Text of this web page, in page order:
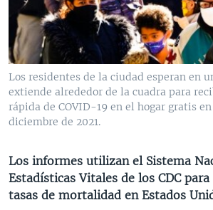
VENEZUELA
BRASIL
NICARAGUA
ECONOMÍA
ENTRETENIMIENTO Y CULTURA
TECNOLOGÍA
DEPORTES
CIENCIA Y SALUD
MULTIMEDIA
VIDEOS
FOTOGRAFÍA
AUDIOS
PROGRAMAS TV
EL MUNDO AL DÍA
FORO INTERAMERICANO
VISIÓN 360
PANORAMA
RADIO
AVANCE INFORMATIVO
AUDIONOTICIAS
ESTADOS UNIDOS AL DÍA
EL MUNDO AL DÍA [RADIO]
DIRECT
DOCUMENTALES DE LA VOA
SÍGANOS
Los residentes de la ciudad esperan en
extiende alrededor de la cuadra para
rápida de COVID-19 en el hogar gratis
diciembre de 2021.
Los informes utilizan el Sistema
Estadísticas Vitales de los CDC
tasas de mortalidad en Estados